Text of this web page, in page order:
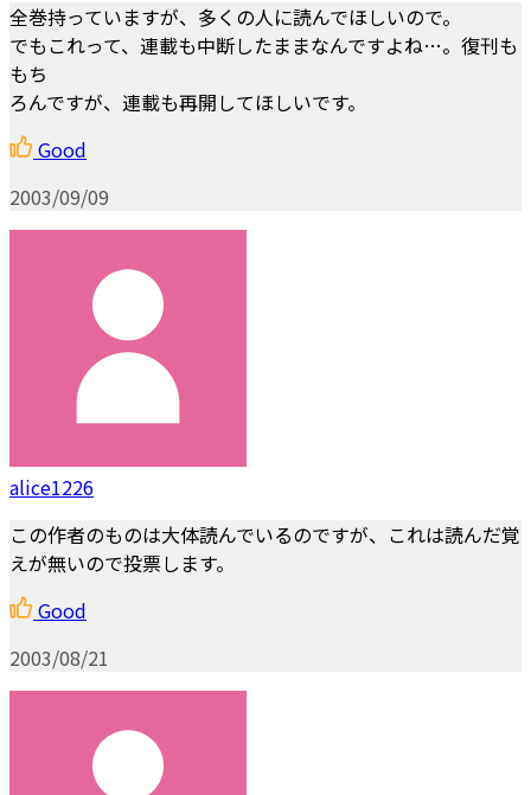
全巻持っていますが、多くの人に読んでほしいので。
でもこれって、連載も中断したままなんですよね…。復刊も
もち
ろんですが、連載も再開してほしいです。
Good
2003/09/09
alice1226
この作者のものは大体読んでいるのですが、これは読んだ覚
えが無いので投票します。
Good
2003/08/21